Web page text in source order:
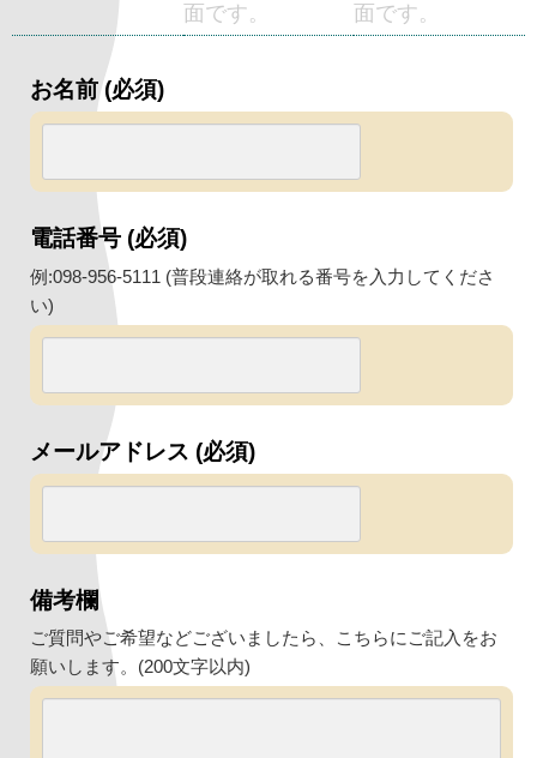
面です。
面です。
お名前 (必須)
電話番号 (必須)
例:098-956-5111 (普段連絡が取れる番号を入力してくださ
い)
メールアドレス (必須)
備考欄
ご質問やご希望などございましたら、こちらにご記入をお
願いします。(200文字以内)